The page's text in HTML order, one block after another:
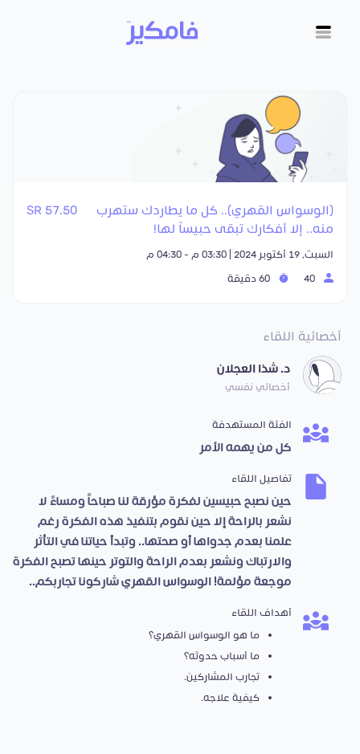
(الوسواس القهري).. كل ما يطاردك ستهرب
منه.. إلا أفكارك تبقى حبيساً لها!
57.50 SR
السبت, 19 أكتوبر 2024 | 03:30 م - 04:30 م
أخصائية اللقاء
د. شذا العجلان
أخصائي نفسي
الفئة المستهدفة
كل من يهمه الأمر
تفاصيل اللقاء
حين نصبح حبيسين لفكرة مؤرقة لنا صباحاً ومساءً لا
نشعر بالراحة إلا حين نقوم بتنفيذ هذه الفكرة رغم
علمنا بعدم جدواها أو صحتها.. وتبدأ حياتنا في التأثر
والارتباك ونشعر بعدم الراحة والتوتر حينها تصبح الفكرة
موجعة مؤلمة! الوسواس القهري شاركونا تجاربكم..
أهداف اللقاء
ما هو الوسواس القهري؟
ما أسباب حدوثه؟
تجارب المشاركين.
كيفية علاجه.